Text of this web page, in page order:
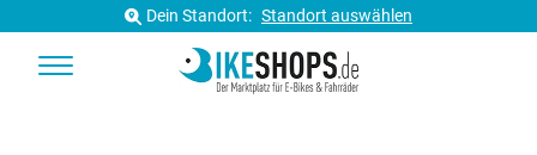
Dein Standort: Standort auswählen